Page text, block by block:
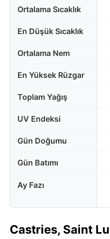
Ortalama Sıcaklık
En Düşük Sıcaklık
Ortalama Nem
En Yüksek Rüzgar
Toplam Yağış
UV Endeksi
Gün Doğumu
Gün Batımı
Ay Fazı
Castries, Saint